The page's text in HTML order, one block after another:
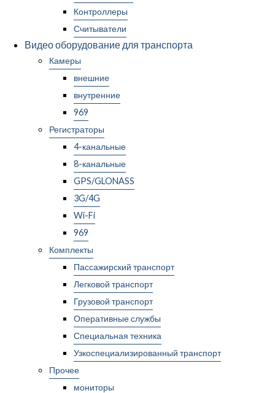
Контроллеры
Считыватели
Видео оборудование для транспорта
Камеры
внешние
внутренние
969
Регистраторы
4-канальные
8-канальные
GPS/GLONASS
3G/4G
Wi-Fi
969
Комплекты
Пассажирский транспорт
Легковой транспорт
Грузовой транспорт
Оперативные службы
Специальная техника
Узкоспециализированный транспорт
Прочее
мониторы